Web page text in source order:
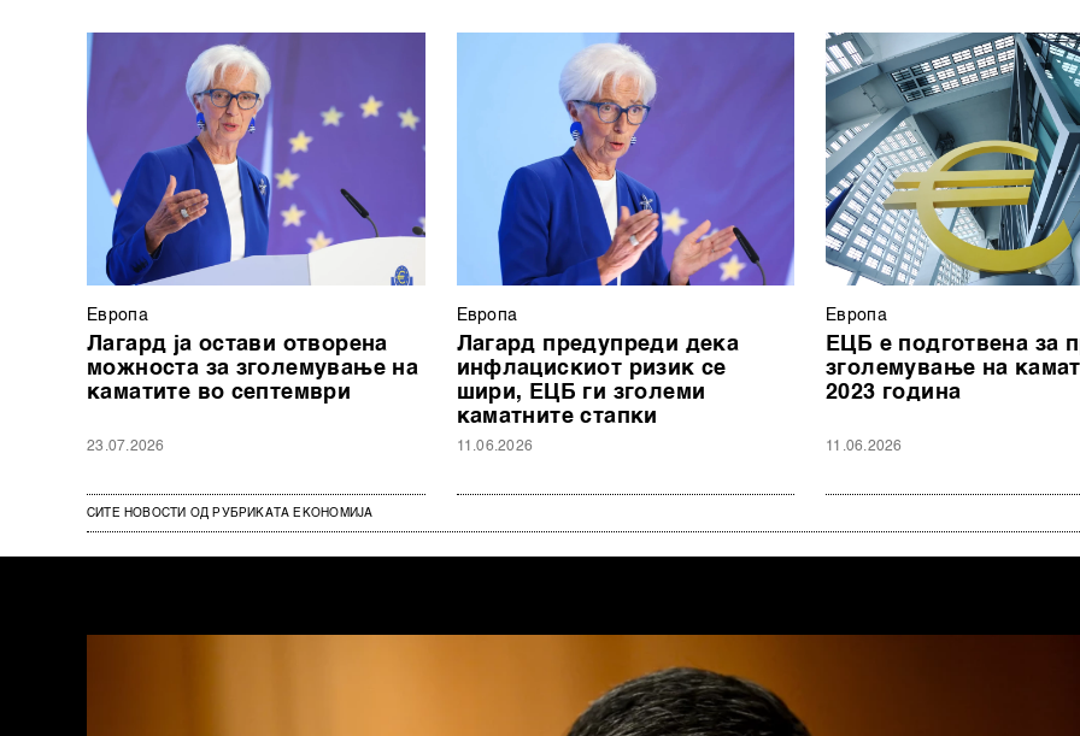
Европа
Лагард ја остави отворена
можноста за зголемување на
каматите во септември
23.07.2026
Европа
Лагард предупреди дека
инфлацискиот ризик се
шири, ЕЦБ ги зголеми
каматните стапки
11.06.2026
Европа
ЕЦБ е подготвена за
зголемување на
2023 година
11.06.2026
СИТЕ НОВОСТИ ОД РУБРИКАТА ЕКОНОМИЈА